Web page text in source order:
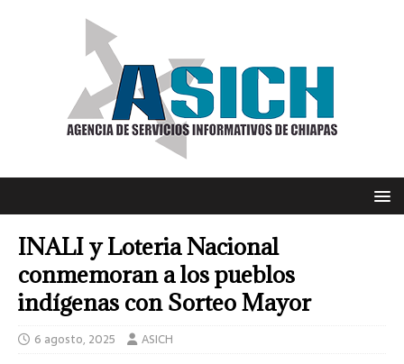
INALI y Loteria Nacional
conmemoran a los pueblos
indígenas con Sorteo Mayor
6 agosto, 2025 ASICH